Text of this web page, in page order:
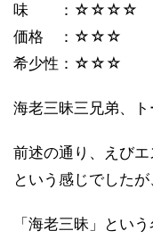
味 ：☆☆☆☆
価格 ：☆☆☆
希少性：☆☆☆
海老三昧三兄弟、ト
前述の通り、えび
という感じでした
「海老三昧」とい